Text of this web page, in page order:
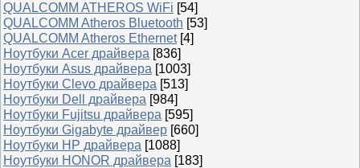
QUALCOMM ATHEROS WiFi [54]
QUALCOMM Atheros Bluetooth [53]
QUALCOMM Atheros Ethernet [4]
Ноутбуки Acer драйвера [836]
Ноутбуки Asus драйвера [1003]
Ноутбуки Clevo драйвера [513]
Ноутбуки Dell драйвера [984]
Ноутбуки Fujitsu драйвера [595]
Ноутбуки Gigabyte драйвер [660]
Ноутбуки HP драйвера [1088]
Ноутбуки HONOR драйвера [183]